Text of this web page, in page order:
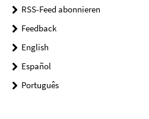
RSS-Feed abonnieren
Feedback
English
Español
Português